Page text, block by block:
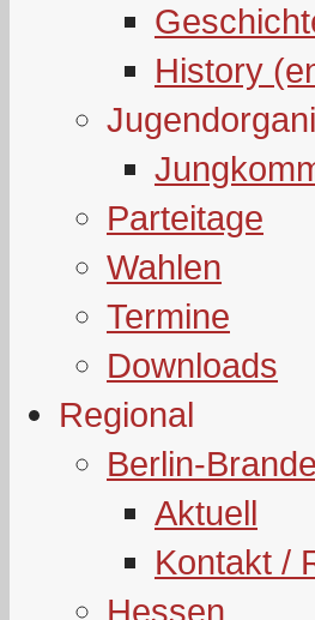
History
Parteitage
Wahlen
Termine
Downloads
Regional
Berlin-
Aktuell
Kontakt /
Hessen